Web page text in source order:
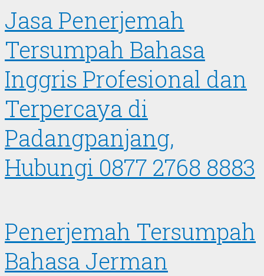
Jasa Penerjemah
Tersumpah Bahasa
Inggris Profesional dan
Terpercaya di
Padangpanjang,
Hubungi 0877 2768 8883
Penerjemah Tersumpah
Bahasa Jerman